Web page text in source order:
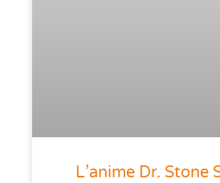
L’anime Dr. Stone